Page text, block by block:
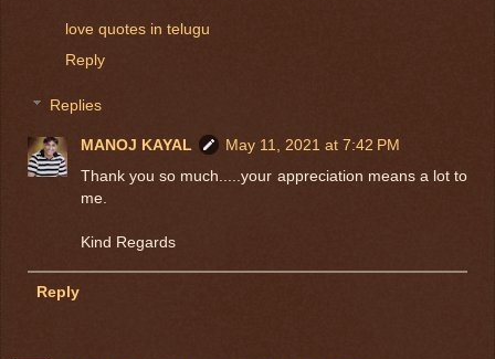
love quotes in telugu
Reply
Replies
MANOJ KAYAL
May 11, 2021 at 7:42 PM
Thank you so much.....your appreciation means a lot to
me.
Kind Regards
Reply